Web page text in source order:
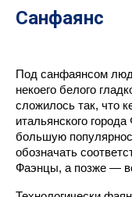
Санфаянс
Под санфаянсом
некоего белого
сложилось так, что
итальянского
большую
обозначать
Фаэнцы, а позже —